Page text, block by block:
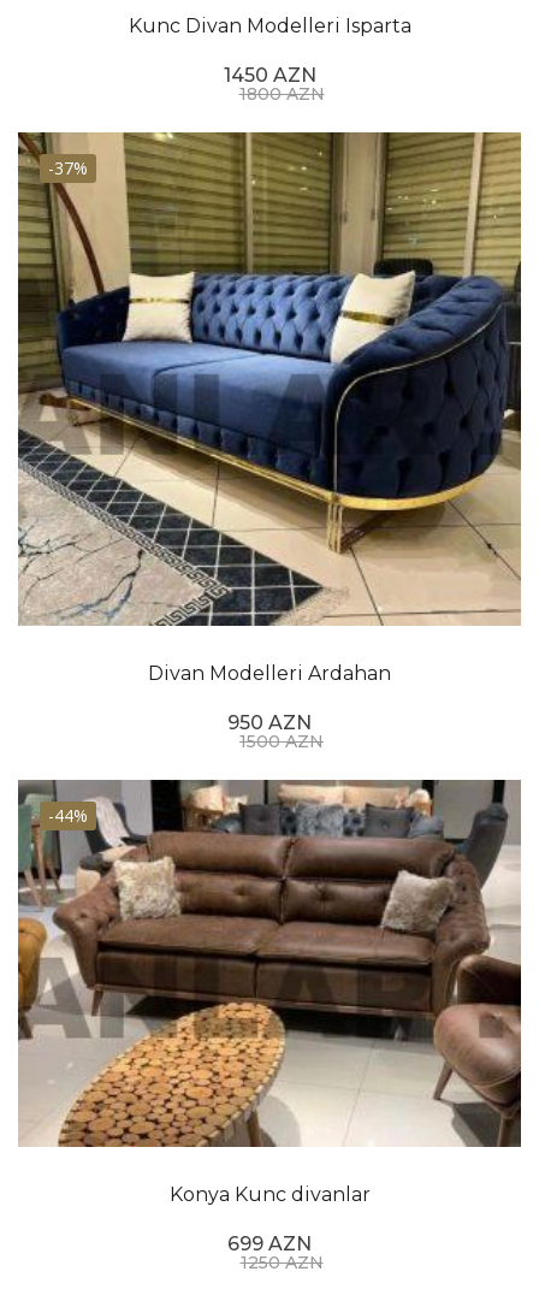
Kunc Divan Modelleri Isparta
1450 AZN
1800 AZN
-37%
Divan Modelleri Ardahan
950 AZN
1500 AZN
-44%
Konya Kunc divanlar
699 AZN
1250 AZN